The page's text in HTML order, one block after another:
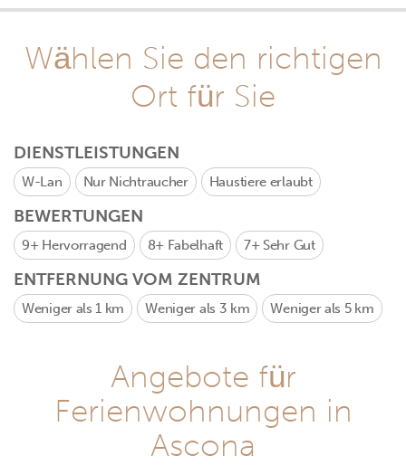
Wählen Sie den richtigen
Ort für Sie
DIENSTLEISTUNGEN
W-Lan Nur Nichtraucher Haustiere erlaubt
BEWERTUNGEN
9+ Hervorragend 8+ Fabelhaft 7+ Sehr Gut
ENTFERNUNG VOM ZENTRUM
Weniger als 1 km Weniger als 3 km Weniger als 5 km
Angebote für
Ferienwohnungen in
Ascona